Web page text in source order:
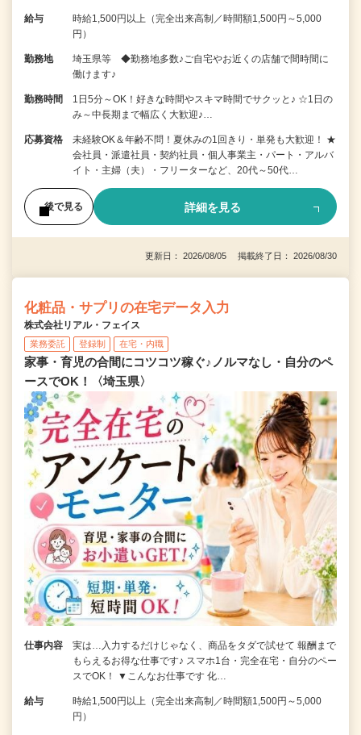
給与
時給1,500円以上（完全出来高制／時間額1,500円～5,000
円）
勤務地
埼玉県等 ◆勤務地多数♪ご自宅やお近くの店舗で間時間に
働けます♪
勤務時間
1日5分～OK！好きな時間やスキマ時間でサクッと♪ ☆1日の
み～中長期まで幅広く大歓迎♪…
応募資格
未経験OK＆年齢不問！夏休みの1回きり・単発も大歓迎！ ★
会社員・派遣社員・契約社員・個人事業主・パート・アルバ
イト・主婦（夫）・フリーターなど、20代～50代…
後で見る 詳細を見る
更新日： 2026/08/05 掲載終了日： 2026/08/30
化粧品・サプリの在宅データ入力
株式会社リアル・フェイス
業務委託 登録制 在宅・内職
家事・育児の合間にコツコツ稼ぐ♪ノルマなし・自分のペ
ースでOK！〈埼玉県〉
仕事内容
実は…入力するだけじゃなく、商品をタダで試せて 報酬まで
もらえるお得な仕事です♪ スマホ1台・完全在宅・自分のペー
スでOK！ ▼こんなお仕事です 化…
給与
時給1,500円以上（完全出来高制／時間額1,500円～5,000
円）